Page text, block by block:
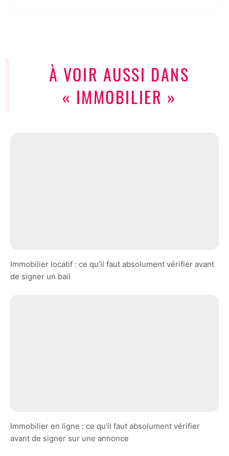
À VOIR AUSSI DANS
« IMMOBILIER »
Immobilier locatif : ce qu’il faut absolument vérifier avant
de signer un bail
Immobilier en ligne : ce qu’il faut absolument vérifier
avant de signer sur une annonce